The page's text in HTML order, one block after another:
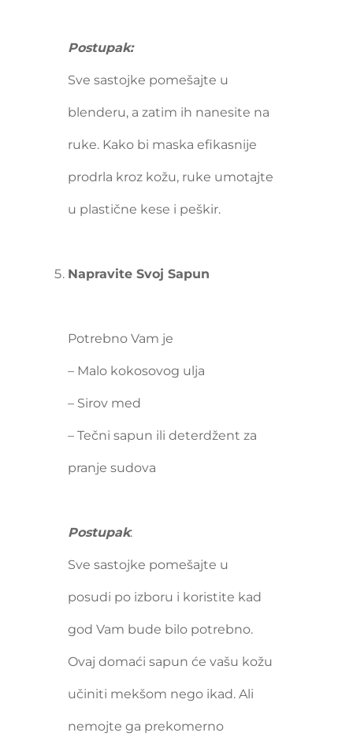
Postupak:
Sve sastojke pomešajte u
blenderu, a zatim ih nanesite na
ruke. Kako bi maska efikasnije
prodrla kroz kožu, ruke umotajte
u plastične kese i peškir.
Napravite Svoj Sapun
Potrebno Vam je
– Malo kokosovog ulja
– Sirov med
– Tečni sapun ili deterdžent za
pranje sudova
Postupak:
Sve sastojke pomešajte u
posudi po izboru i koristite kad
god Vam bude bilo potrebno.
Ovaj domaći sapun će vašu kožu
učiniti mekšom nego ikad. Ali
nemojte ga prekomerno